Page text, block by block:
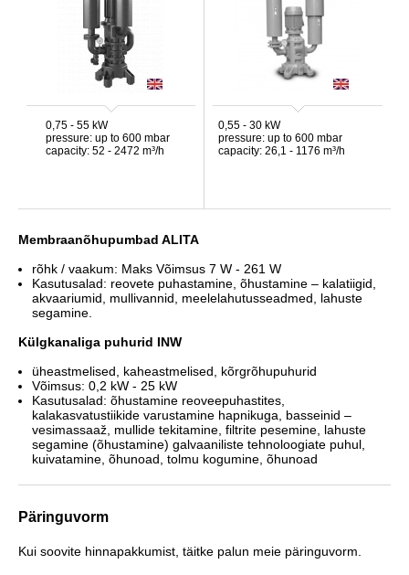
0,75 - 55 kW
pressure: up to 600 mbar
capacity: 52 - 2472 m³/h
0,55 - 30 kW
pressure: up to 600 mbar
capacity: 26,1 - 1176 m³/h
Membraanõhupumbad ALITA
rõhk / vaakum: Maks Võimsus 7 W - 261 W
Kasutusalad: reovete puhastamine, õhustamine – kalatiigid,
akvaariumid, mullivannid, meelelahutusseadmed, lahuste
segamine.
Külgkanaliga puhurid INW
üheastmelised, kaheastmelised, kõrgrõhupuhurid
Võimsus: 0,2 kW - 25 kW
Kasutusalad: õhustamine reoveepuhastites,
kalakasvatustiikide varustamine hapnikuga, basseinid –
vesimassaaž, mullide tekitamine, filtrite pesemine, lahuste
segamine (õhustamine) galvaaniliste tehnoloogiate puhul,
kuivatamine, õhunoad, tolmu kogumine, õhunoad
Päringuvorm
Kui soovite hinnapakkumist, täitke palun meie päringuvorm.